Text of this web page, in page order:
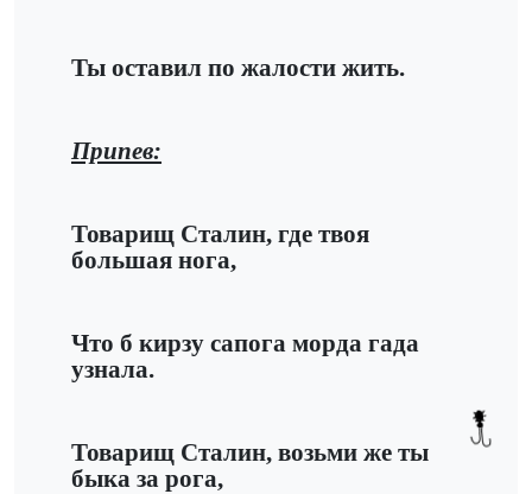
Ты оставил по жалости жить.
Припев:
Товарищ Сталин, где твоя
большая нога,
Что б кирзу сапога морда гада
узнала.
Товарищ Сталин, возьми же ты
быка за рога,